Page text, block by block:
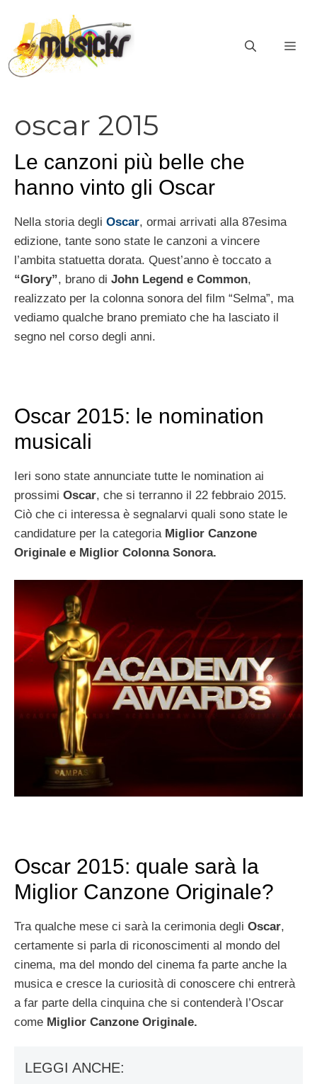
contenuto
oscar 2015
Le canzoni più belle che
hanno vinto gli Oscar
Nella storia degli Oscar, ormai arrivati alla 87esima
edizione, tante sono state le canzoni a vincere
l’ambita statuetta dorata. Quest’anno è toccato a
“Glory”, brano di John Legend e Common,
realizzato per la colonna sonora del film “Selma”, ma
vediamo qualche brano premiato che ha lasciato il
segno nel corso degli anni.
Oscar 2015: le nomination
musicali
Ieri sono state annunciate tutte le nomination ai
prossimi Oscar, che si terranno il 22 febbraio 2015.
Ciò che ci interessa è segnalarvi quali sono state le
candidature per la categoria Miglior Canzone
Originale e Miglior Colonna Sonora.
Oscar 2015: quale sarà la
Miglior Canzone Originale?
Tra qualche mese ci sarà la cerimonia degli Oscar,
certamente si parla di riconoscimenti al mondo del
cinema, ma del mondo del cinema fa parte anche la
musica e cresce la curiosità di conoscere chi entrerà
a far parte della cinquina che si contenderà l’Oscar
come Miglior Canzone Originale.
LEGGI ANCHE: